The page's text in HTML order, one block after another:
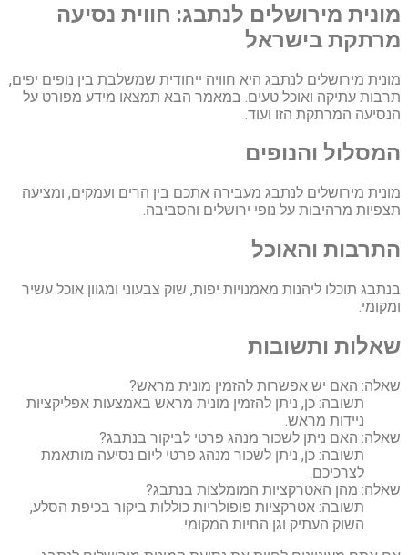
מונית מירושלים לנתבג: חווית נסיעה
מרתקת בישראל
מונית מירושלים לנתבג היא חוויה ייחודית שמשלבת בין נופים יפים,
תרבות עתיקה ואוכל טעים. במאמר הבא תמצאו מידע מפורט על
הנסיעה המרתקת הזו ועוד.
המסלול והנופים
מונית מירושלים לנתבג מעבירה אתכם בין הרים ועמקים, ומציעה
תצפיות מרהיבות על נופי ירושלים והסביבה.
התרבות והאוכל
בנתבג תוכלו ליהנות מאמנויות יפות, שוק צבעוני ומגוון אוכל עשיר
ומקומי.
שאלות ותשובות
שאלה: האם יש אפשרות להזמין מונית מראש?
תשובה: כן, ניתן להזמין מונית מראש באמצעות אפליקציות
ניידות מראש.
שאלה: האם ניתן לשכור מנהג פרטי לביקור בנתבג?
תשובה: כן, ניתן לשכור מנהג פרטי ליום נסיעה מותאמת
לצרכיכם.
שאלה: מהן האטרקציות המומלצות בנתבג?
תשובה: אטרקציות פופולריות כוללות ביקור בכיפת הסלע,
השוק העתיק וגן החיות המקומי.